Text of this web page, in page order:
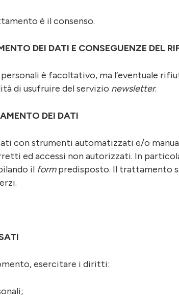
è il consenso.
DEI DATI E CONSEGUENZE DEL
è facoltativo, ma l’eventuale
di usufruire del servizio newsletter.
DEI DATI
con strumenti automatizzati e/o
ed accessi non autorizzati. In
il formpredisposto. Il trattamento
esercitare i diritti: